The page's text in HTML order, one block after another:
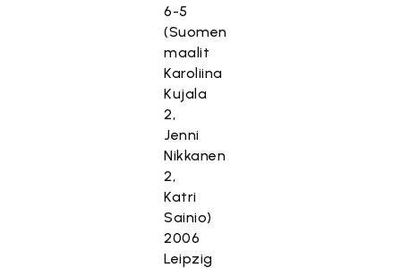
6-5
(Suomen
maalit
Karoliina
Kujala
2,
Jenni
Nikkanen
2,
Katri
Sainio)
2006
Leipzig